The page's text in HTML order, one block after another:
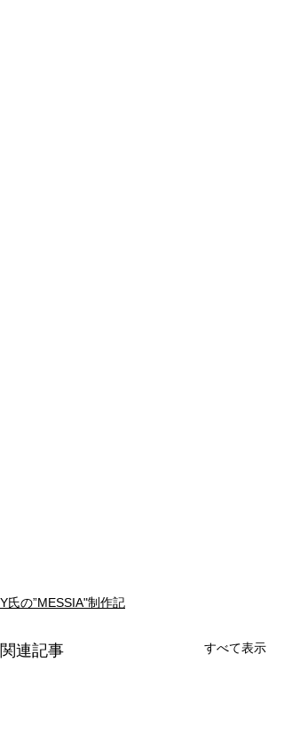
Y氏の”MESSIA"制作記
関連記事 すべて表示